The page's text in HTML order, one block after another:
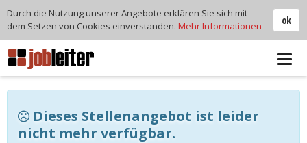
Dieses Stellenangebot ist leider
nicht mehr verfügbar.
ok
Durch die Nutzung unserer Angebote erklären Sie sich mit
dem Setzen von Cookies einverstanden. Mehr Informationen